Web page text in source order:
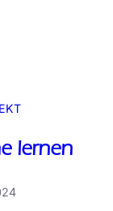
lernen